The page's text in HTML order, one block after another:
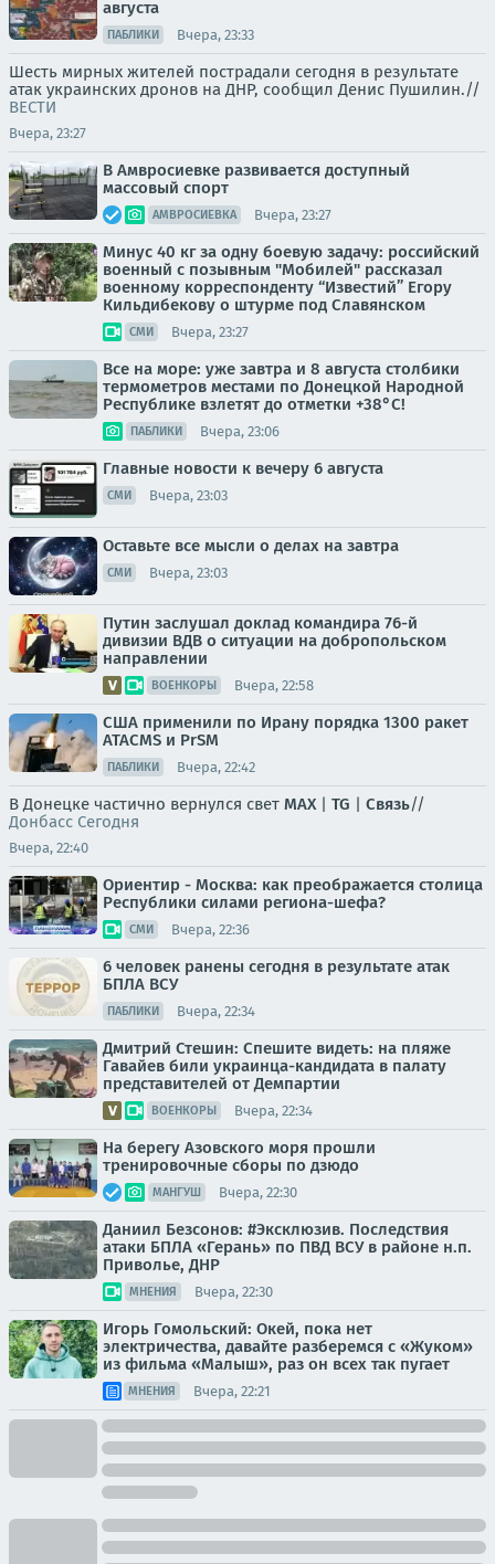
августа
ПАБЛИКИ Вчера, 23:33
Шесть мирных жителей пострадали сегодня в результате
атак украинских дронов на ДНР, сообщил Денис Пушилин.//
ВЕСТИ
Вчера, 23:27
В Амвросиевке развивается доступный
массовый спорт
АМВРОСИЕВКА Вчера, 23:27
Минус 40 кг за одну боевую задачу: российский
военный с позывным "Мобилей" рассказал
военному корреспонденту “Известий” Егору
Кильдибекову о штурме под Славянском
СМИ Вчера, 23:27
Все на море: уже завтра и 8 августа столбики
термометров местами по Донецкой Народной
Республике взлетят до отметки +38°C!
ПАБЛИКИ Вчера, 23:06
Главные новости к вечеру 6 августа
СМИ Вчера, 23:03
Оставьте все мысли о делах на завтра
СМИ Вчера, 23:03
Путин заслушал доклад командира 76-й
дивизии ВДВ о ситуации на добропольском
направлении
ВОЕНКОРЫ Вчера, 22:58
США применили по Ирану порядка 1300 ракет
ATACMS и PrSM
ПАБЛИКИ Вчера, 22:42
В Донецке частично вернулся свет MAX| TG | Связь//
Донбасс Сегодня
Вчера, 22:40
Ориентир - Москва: как преображается столица
Республики силами региона-шефа?
СМИ Вчера, 22:36
6 человек ранены сегодня в результате атак
БПЛА ВСУ
ПАБЛИКИ Вчера, 22:34
Дмитрий Стешин: Спешите видеть: на пляже
Гавайев били украинца-кандидата в палату
представителей от Демпартии
ВОЕНКОРЫ Вчера, 22:34
На берегу Азовского моря прошли
тренировочные сборы по дзюдо
МАНГУШ Вчера, 22:30
Даниил Безсонов: #Эксклюзив. Последствия
атаки БПЛА «Герань» по ПВД ВСУ в районе н.п.
Приволье, ДНР
МНЕНИЯ Вчера, 22:30
Игорь Гомольский: Окей, пока нет
электричества, давайте разберемся с «Жуком»
из фильма «Малыш», раз он всех так пугает
МНЕНИЯ Вчера, 22:21